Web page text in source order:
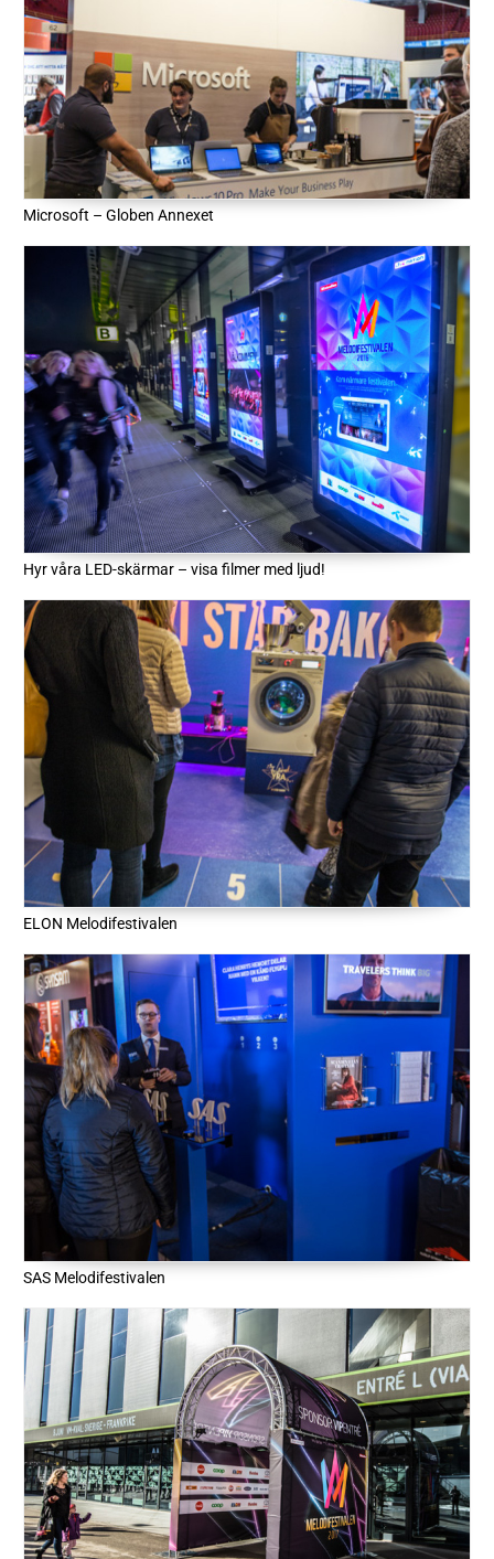
Microsoft – Globen Annexet
Hyr våra LED-skärmar – visa filmer med ljud!
ELON Melodifestivalen
SAS Melodifestivalen